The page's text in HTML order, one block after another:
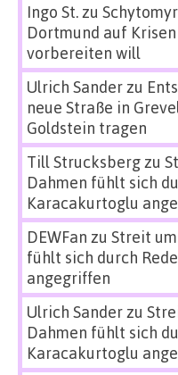
Ingo St.zu
Dortmund auf
vorbereiten will
Ulrich Sanderzu
neue Straße in
Goldstein tragen
Till Strucksbergzu
Dahmen fühlt sich
Karacakurtoglu
DEWFan zu Streit
fühlt sich durch
angegriffen
Ulrich Sanderzu
Dahmen fühlt sich
Karacakurtoglu